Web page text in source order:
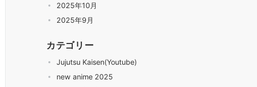
2025年10月
2025年9月
カテゴリー
Jujutsu Kaisen(Youtube)
new anime 2025